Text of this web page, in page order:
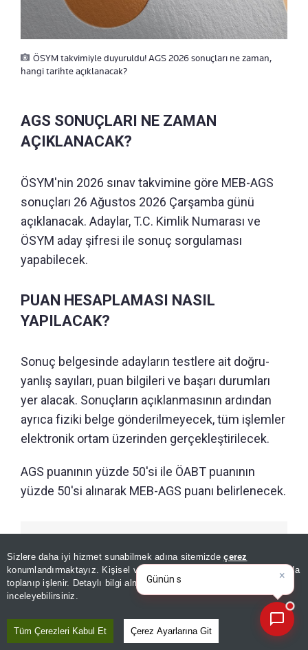
Sizlere daha iyi hizmet sunabilmek adına sitemizdeçerez
konumlandırmaktayız. Kişisel verileriniz, KVKK ve GDPR kapsamında
toplanıp işlenir. Detaylı bilgi almak içinAydınlatma Metnimizi
inceleyebilirsiniz.
Tüm Çerezleri Kabul Et Çerez Ayarlarına Git
ÖSYM takvimiyle duyuruldu! AGS 2026 sonuçları ne zaman,
hangi tarihte açıklanacak?
AGS SONUÇLARI NE ZAMAN
AÇIKLANACAK?
ÖSYM'nin 2026 sınav takvimine göre MEB-AGS
sonuçları 26 Ağustos 2026 Çarşamba günü
açıklanacak. Adaylar, T.C. Kimlik Numarası ve
ÖSYM aday şifresi ile sonuç sorgulaması
yapabilecek.
PUAN HESAPLAMASI NASIL
YAPILACAK?
Sonuç belgesinde adayların testlere ait doğru-
yanlış sayıları, puan bilgileri ve başarı durumları
yer alacak. Sonuçların açıklanmasının ardından
ayrıca fiziki belge gönderilmeyecek, tüm işlemler
elektronik ortam üzerinden gerçekleştirilecek.
AGS puanının yüzde 50'si ile ÖABT puanının
yüzde 50'si alınarak MEB-AGS puanı belirlenecek.
×
Günün spor, gündem ve
ekonomi gelişmelerini an